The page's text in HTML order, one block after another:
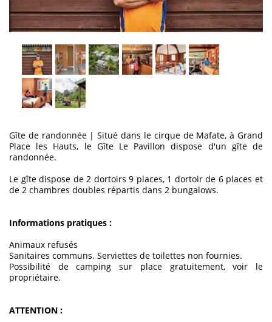
Gîte de randonnée | Situé dans le cirque de Mafate, à Grand
Place les Hauts, le Gîte Le Pavillon dispose d'un gîte de
randonnée.
Le gîte dispose de 2 dortoirs 9 places, 1 dortoir de 6 places et
de 2 chambres doubles répartis dans 2 bungalows.
Informations pratiques :
Animaux refusés
Sanitaires communs. Serviettes de toilettes non fournies.
Possibilité de camping sur place gratuitement, voir le
propriétaire.
ATTENTION :